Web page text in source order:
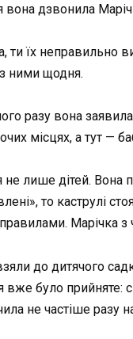
вона дзвонила
ти їх
ними щодня.
разу вона
місцях, а тут —
лише дітей. Вона
то каструлі
Марічка
до дитячого
вже було прийняте:
не частіше разу